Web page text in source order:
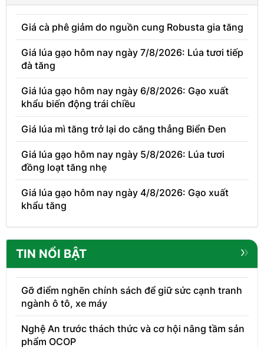
Giá cà phê giảm do nguồn cung Robusta gia tăng
Giá lúa gạo hôm nay ngày 7/8/2026: Lúa tươi tiếp
đà tăng
Giá lúa gạo hôm nay ngày 6/8/2026: Gạo xuất
khẩu biến động trái chiều
Giá lúa mì tăng trở lại do căng thẳng Biển Đen
Giá lúa gạo hôm nay ngày 5/8/2026: Lúa tươi
đồng loạt tăng nhẹ
Giá lúa gạo hôm nay ngày 4/8/2026: Gạo xuất
khẩu tăng
TIN NỔI BẬT
Gỡ điểm nghẽn chính sách để giữ sức cạnh tranh
ngành ô tô, xe máy
Nghệ An trước thách thức và cơ hội nâng tầm sản
phẩm OCOP